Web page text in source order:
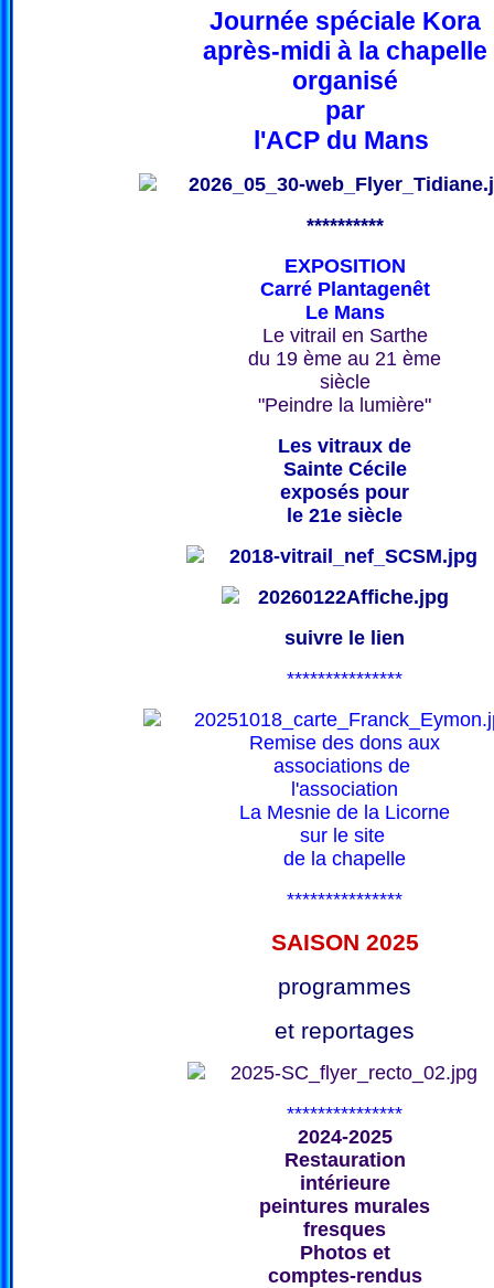
Journée spéciale Kora
après-midi à la chapelle
organisé
par
l'ACP du Mans
**********
EXPOSITION
Carré Plantagenêt
Le Mans
Le vitrail en Sarthe
du 19 ème au 21 ème
siècle
"Peindre la lumière"
Les vitraux de
Sainte Cécile
exposés pour
le 21e siècle
suivre le lien
***************
Remise des dons aux
associations de
l'association
La Mesnie de la Licorne
sur le site
de la chapelle
***************
SAISON 2025
programmes
et reportages
***************
2024-2025
Restauration
intérieure
peintures murales
fresques
Photos et
comptes-rendus